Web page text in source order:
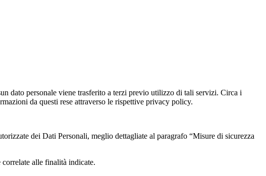
dato personale viene trasferito a terzi previo utilizzo di tali servizi. Circa i
da questi rese attraverso le rispettive privacy policy.
dei Dati Personali, meglio dettagliate al paragrafo “Misure di sicurezza
alle finalità indicate.